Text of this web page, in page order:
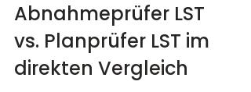
Abnahmeprüfer LST
vs. Planprüfer LST im
direkten Vergleich